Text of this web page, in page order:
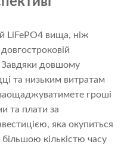
LiFePO4 вища, ніж
Завдяки довшому
та низьким витратам
гроші
та плати за
яка окупиться
кількістю часу